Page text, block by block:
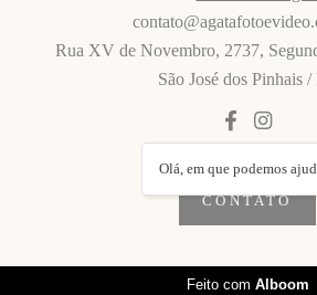
Rua XV de Novembro, 2737,
São José dos Pinhais /
CONTATO
Olá, em que podemos
Feito com Alboom